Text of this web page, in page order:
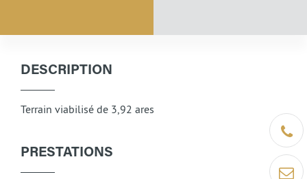
Être
Contact
DESCRIPTION
Terrain viabilisé de 3,92 ares
PRESTATIONS